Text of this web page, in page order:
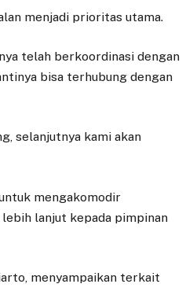
menjadi prioritas utama.
telah berkoordinasi dengan
bisa terhubung dengan
selanjutnya kami akan
mengakomodir
lebih lanjut kepada pimpinan
menyampaikan terkait